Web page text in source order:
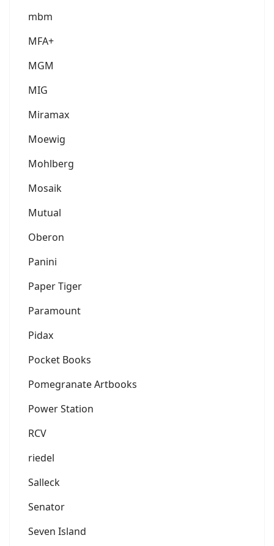
mbm
MFA+
MGM
MIG
Miramax
Moewig
Mohlberg
Mosaik
Mutual
Oberon
Panini
Paper Tiger
Paramount
Pidax
Pocket Books
Pomegranate Artbooks
Power Station
RCV
riedel
Salleck
Senator
Seven Island